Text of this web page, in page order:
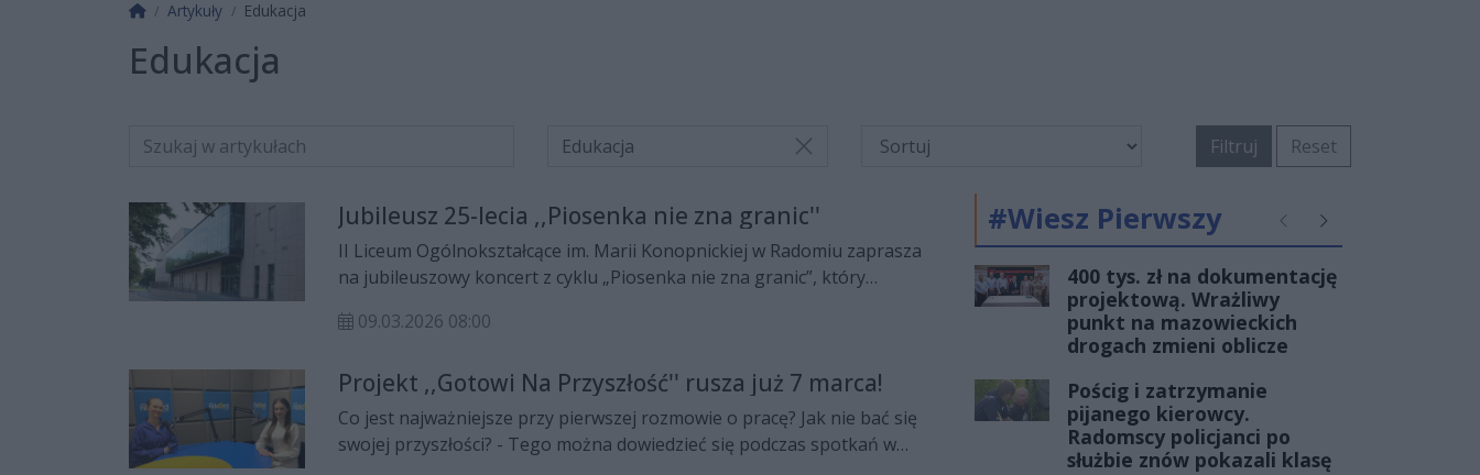
Strona główna
Artykuły Edukacja
Edukacja
Edukacja Filtruj Reset
Jubileusz 25-lecia ,,Piosenka nie zna granic''
II Liceum Ogólnokształcące im. Marii Konopnickiej w Radomiu zaprasza
na jubileuszowy koncert z cyklu „Piosenka nie zna granic”, który
im. Oskara Kolberga w Radomiu.
09.03.2026 08:00
Projekt ,,Gotowi Na Przyszłość'' rusza już 7 marca!
Co jest najważniejsze przy pierwszej rozmowie o pracę? Jak nie bać się
swojej przyszłości? - Tego można dowiedzieć się podczas spotkań w
#Wiesz Pierwszy PoprzednieNastępne
400 tys. zł na dokumentację
projektową. Wrażliwy
punkt na mazowieckich
drogach zmieni oblicze
Pościg i zatrzymanie
pijanego kierowcy.
Radomscy policjanci po
służbie znów pokazali klasę